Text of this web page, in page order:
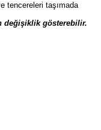
tencereleri taşımada
değişiklik gösterebilir.